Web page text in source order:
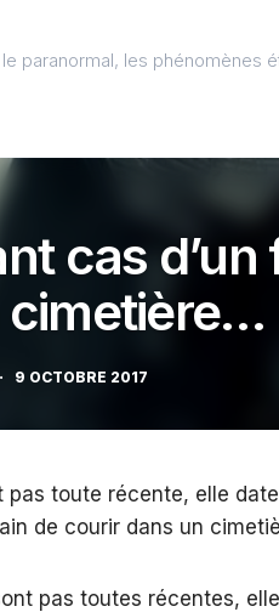
le paranormal, les phénomènes
cas
cimetière…
· 9 OCTOBRE 2017
pas toute récente, elle
de courir dans un
pas toutes récentes,